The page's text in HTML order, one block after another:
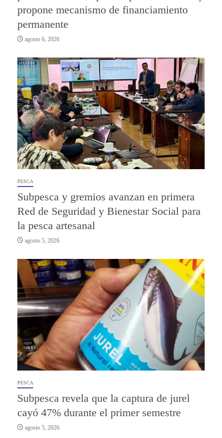
propone mecanismo de financiamiento
permanente
agosto 6, 2026
PESCA
Subpesca y gremios avanzan en primera
Red de Seguridad y Bienestar Social para
la pesca artesanal
agosto 5, 2026
PESCA
Subpesca revela que la captura de jurel
cayó 47% durante el primer semestre
agosto 5, 2026